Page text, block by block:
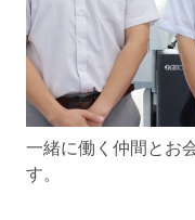
一緒に働く仲間とお
す。